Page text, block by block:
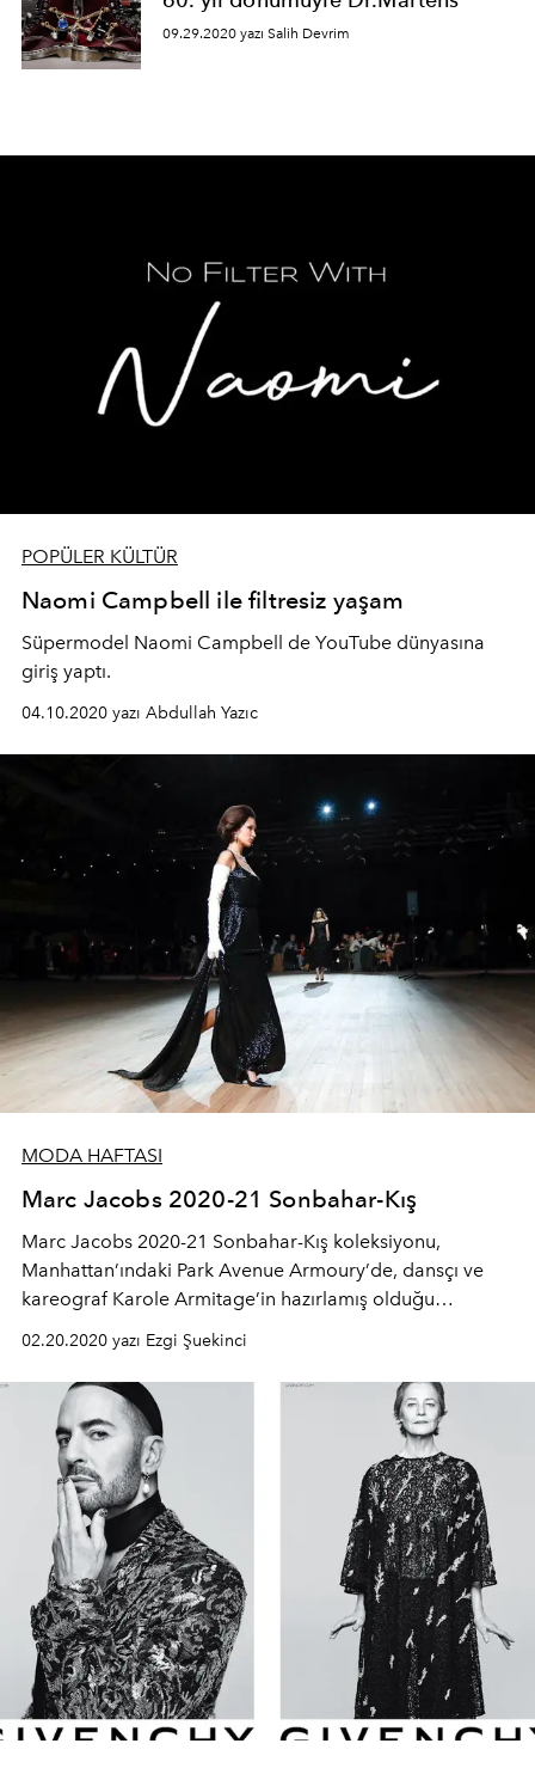
09.29.2020 yazı Salih Devrim
POPÜLER KÜLTÜR
Naomi Campbell ile filtresiz yaşam
Süpermodel Naomi Campbell de YouTube dünyasına
giriş yaptı.
04.10.2020 yazı Abdullah Yazıc
MODA HAFTASI
Marc Jacobs 2020-21 Sonbahar-Kış
Marc Jacobs 2020-21 Sonbahar-Kış koleksiyonu,
Manhattan’ındaki Park Avenue Armoury’de, dansçı ve
kareograf Karole Armitage’in hazırlamış olduğu
gösterişli bir şov eşliğinde tanıtıldı. New York Moda
Haftası’nın öne çıkanları arasında kendisine yer bulan
koleksiyonda, 60’lı yıllara gönderme yapan hacimli
silüetlerin, ekoselerin, payetlerin ve parlak kumaşların
hakimiyeti hissedildi.
02.20.2020 yazı Ezgi Şuekinci